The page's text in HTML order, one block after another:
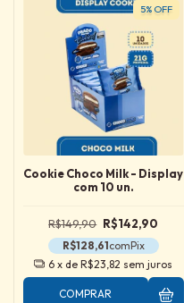
5% OFF
Cookie Choco Milk - Display
com 10 un.
R$149,90 R$142,90
R$128,61comPix
6 x deR$23,82 sem juros
COMPRAR